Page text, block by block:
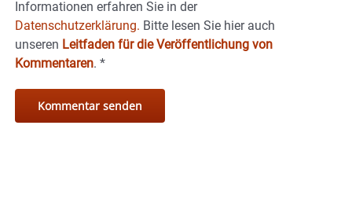
Informationen erfahren Sie in der
Datenschutzerklärung. Bitte lesen Sie hier auch
unseren Leitfaden für die Veröffentlichung von
Kommentaren. *